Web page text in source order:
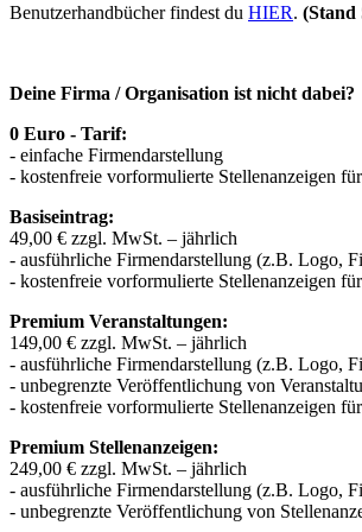
Benutzerhandbücher findest du HIER. (Stand
Deine Firma / Organisation ist nicht dabei?
0 Euro - Tarif:
- einfache Firmendarstellung
- kostenfreie vorformulierte Stellenanzeigen
Basiseintrag:
49,00 € zzgl. MwSt. – jährlich
- ausführliche Firmendarstellung (z.B. Logo,
- kostenfreie vorformulierte Stellenanzeigen
Premium Veranstaltungen:
149,00 € zzgl. MwSt. – jährlich
- ausführliche Firmendarstellung (z.B. Logo,
- unbegrenzte Veröffentlichung von
- kostenfreie vorformulierte Stellenanzeigen
Premium Stellenanzeigen:
249,00 € zzgl. MwSt. – jährlich
- ausführliche Firmendarstellung (z.B. Logo,
- unbegrenzte Veröffentlichung von